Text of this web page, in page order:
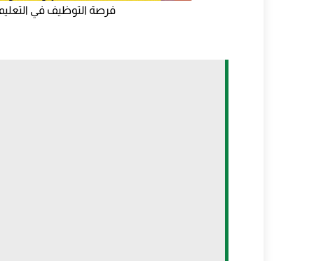
طريقة التسجيل في مباراة التعليم الأولي 2026
فرصة التوظيف في التعليم الأولي 2026: الشروط